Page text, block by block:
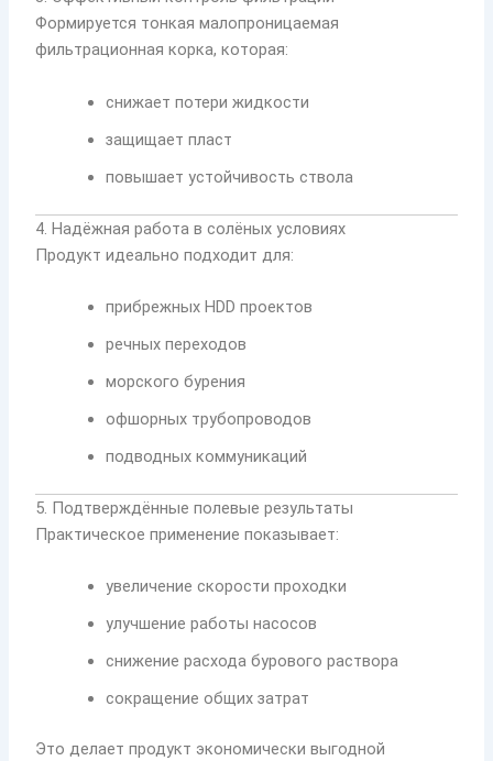
Формируется тонкая малопроницаемая
фильтрационная корка, которая:
снижает потери жидкости
защищает пласт
повышает устойчивость ствола
4. Надёжная работа в солёных условиях
Продукт идеально подходит для:
прибрежных HDD проектов
речных переходов
морского бурения
офшорных трубопроводов
подводных коммуникаций
5. Подтверждённые полевые результаты
Практическое применение показывает:
увеличение скорости проходки
улучшение работы насосов
снижение расхода бурового раствора
сокращение общих затрат
Это делает продукт экономически выгодной